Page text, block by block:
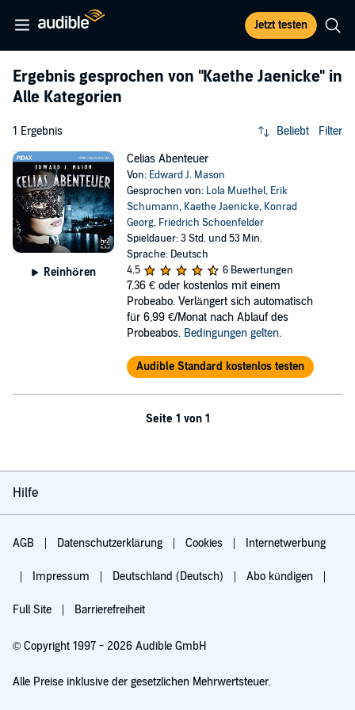
Jetzt testen
Ergebnis gesprochen von "Kaethe Jaenicke" in
Alle Kategorien
1 Ergebnis Beliebt Filter
Reinhören
Celias Abenteuer
Von: Edward J. Mason
Gesprochen von: Lola Muethel, Erik
Schumann, Kaethe Jaenicke, Konrad
Georg, Friedrich Schoenfelder
Spieldauer: 3 Std. und 53 Min.
Sprache: Deutsch
4,5
6 Bewertungen
7,36 € oder kostenlos mit einem
Probeabo. Verlängert sich automatisch
für 6,99 €/Monat nach Ablauf des
Probeabos. Bedingungen gelten.
Audible Standard kostenlos testen
Seite 1 von 1
Hilfe
AGB Datenschutzerklärung Cookies Internetwerbung
Impressum Deutschland (Deutsch) Abo kündigen
Full Site Barrierefreiheit
© Copyright 1997 - 2026 Audible GmbH
Alle Preise inklusive der gesetzlichen Mehrwertsteuer.